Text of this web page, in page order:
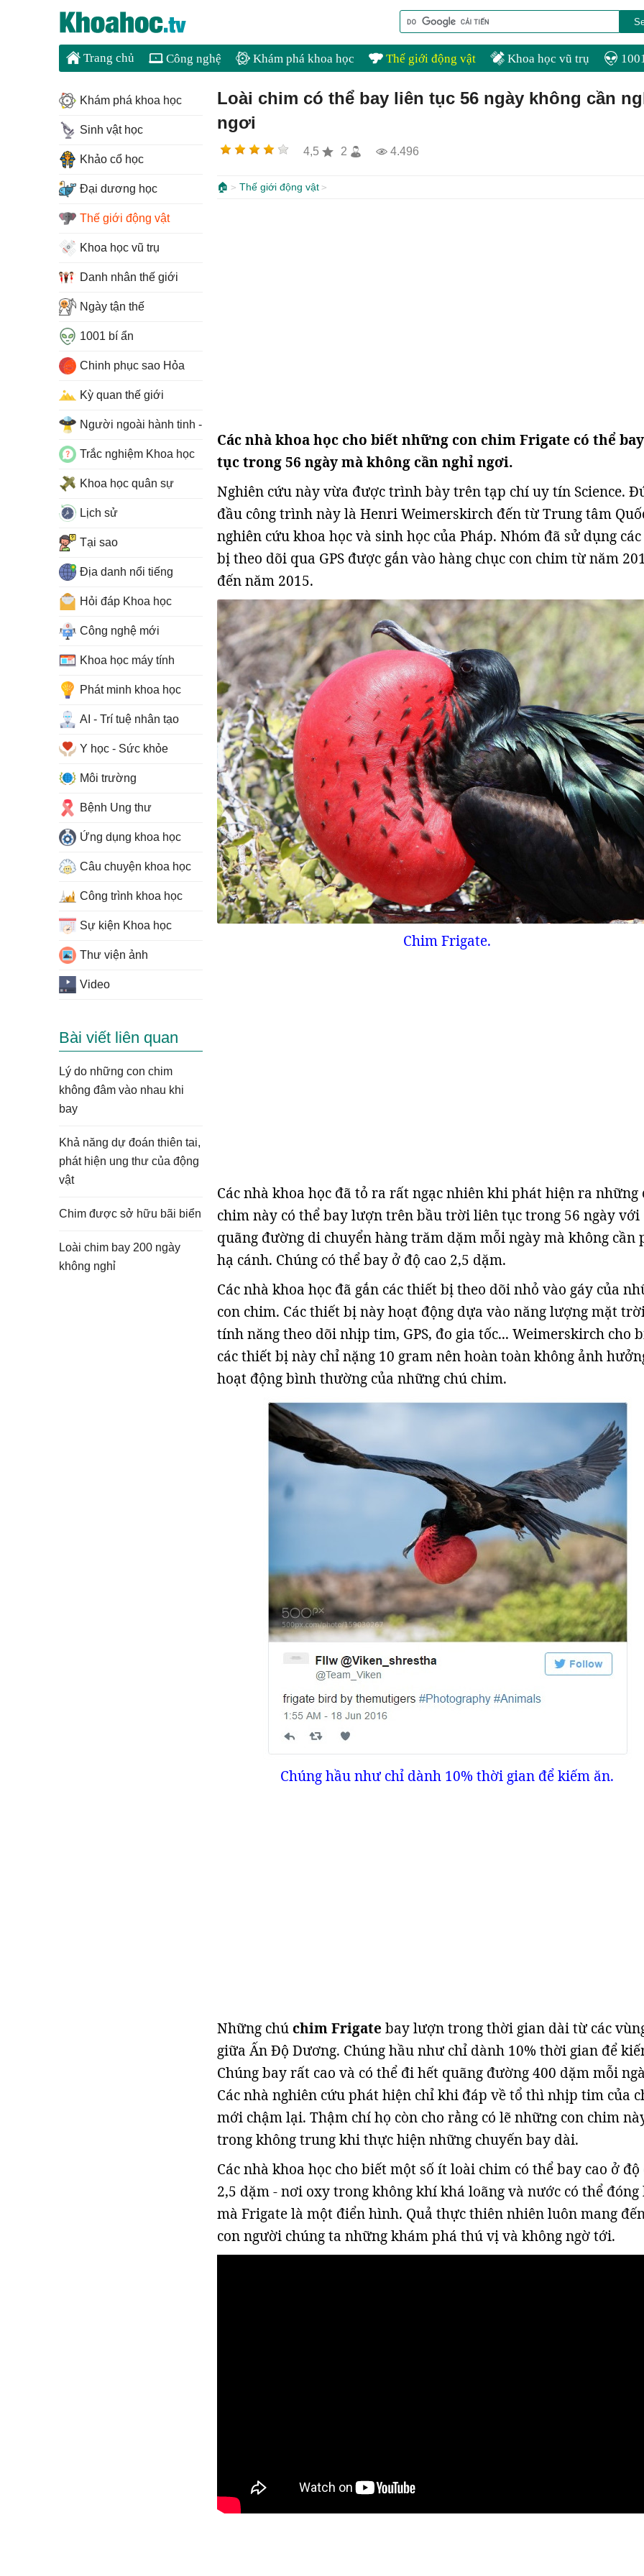
Trang chủ Công nghệ Khám phá khoa học Thế giới động vật Khoa học vũ trụ
Loài chim có thể bay liên tục 56 ngày không cần
ngơi
4,5 2 4.496
🏠 Thế giới động vật
Các nhà khoa học cho biết những con chim Frigate có thể
tục trong 56 ngày mà không cần nghỉ ngơi.
Nghiên cứu này vừa được trình bày trên tạp chí uy tín Science.
đầu công trình này là Henri Weimerskirch đến từ Trung tâm
nghiên cứu khoa học và sinh học của Pháp. Nhóm đã sử dụng
bị theo dõi qua GPS được gắn vào hàng chục con chim từ năm
đến năm 2015.
Chim Frigate.
Các nhà khoa học đã tỏ ra rất ngạc nhiên khi phát hiện ra những
chim này có thể bay lượn trên bầu trời liên tục trong 56 ngày với
quãng đường di chuyển hàng trăm dặm mỗi ngày mà không cần
hạ cánh. Chúng có thể bay ở độ cao 2,5 dặm.
Các nhà khoa học đã gắn các thiết bị theo dõi nhỏ vào gáy của
con chim. Các thiết bị này hoạt động dựa vào năng lượng mặt
tính năng theo dõi nhịp tim, GPS, đo gia tốc... Weimerskirch cho
các thiết bị này chỉ nặng 10 gram nên hoàn toàn không ảnh
hoạt động bình thường của những chú chim.
Chúng hầu như chỉ dành 10% thời gian để kiếm ăn.
Những chú chim Frigate bay lượn trong thời gian dài từ các
giữa Ấn Độ Dương. Chúng hầu như chỉ dành 10% thời gian để
Chúng bay rất cao và có thể đi hết quãng đường 400 dặm mỗi
Các nhà nghiên cứu phát hiện chỉ khi đáp về tổ thì nhịp tim của
mới chậm lại. Thậm chí họ còn cho rằng có lẽ những con chim
trong không trung khi thực hiện những chuyến bay dài.
Các nhà khoa học cho biết một số ít loài chim có thể bay cao ở độ
2,5 dặm - nơi oxy trong không khí khá loãng và nước có thể đóng
mà Frigate là một điển hình. Quả thực thiên nhiên luôn mang
con người chúng ta những khám phá thú vị và không ngờ tới.
Khám phá khoa học
Sinh vật học
Khảo cổ học
Đại dương học
Thế giới động vật
Khoa học vũ trụ
Danh nhân thế giới
Ngày tận thế
1001 bí ẩn
Chinh phục sao Hỏa
Kỳ quan thế giới
Người ngoài hành tinh - UFO
Trắc nghiệm Khoa học
Khoa học quân sự
Lịch sử
Tại sao
Địa danh nổi tiếng
Hỏi đáp Khoa học
Công nghệ mới
Khoa học máy tính
Phát minh khoa học
AI - Trí tuệ nhân tạo
Y học - Sức khỏe
Môi trường
Bệnh Ung thư
Ứng dụng khoa học
Câu chuyện khoa học
Công trình khoa học
Sự kiện Khoa học
Thư viện ảnh
Video
Bài viết liên quan
Lý do những con chim
không đâm vào nhau khi
bay
Khả năng dự đoán thiên tai,
phát hiện ung thư của động
vật
Chim được sở hữu bãi biển
Loài chim bay 200 ngày
không nghỉ